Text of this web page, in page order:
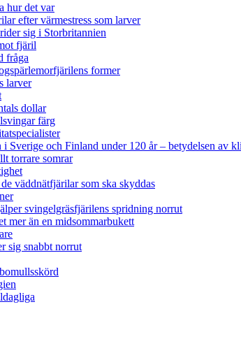
hur det var
efter värmestress som larver
sig i Storbritannien
fjäril
fråga
former
larver
dollar
färg
Sverige och Finland under 120 år– betydelsen av
torrare somrar
väddnätfjärilar som ska skyddas
svingelgräsfjärilens spridning norrut
mer än en midsommarbukett
sig snabbt norrut